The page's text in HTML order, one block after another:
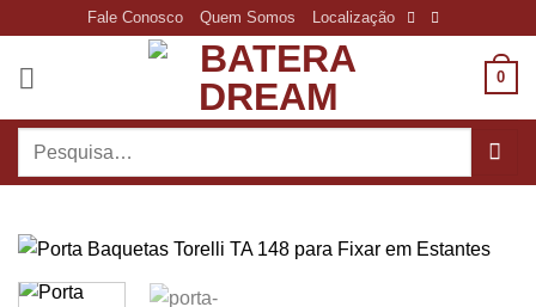
content
Fale Conosco Quem Somos Localização
0
Pesquisar